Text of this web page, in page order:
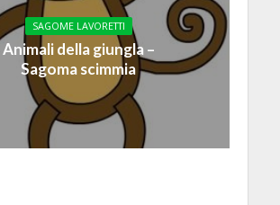
SAGOME LAVORETTI
Animali della giungla –
Sagoma scimmia